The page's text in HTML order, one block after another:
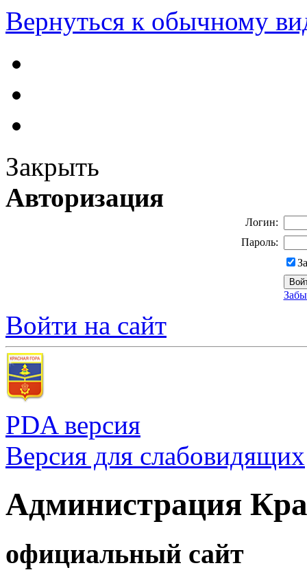
Вернуться к обычному
Закрыть
Авторизация
Логин:
Пароль:
Войти на сайт
PDA версия
Версия для слабовидящих
Администрация
официальный сайт